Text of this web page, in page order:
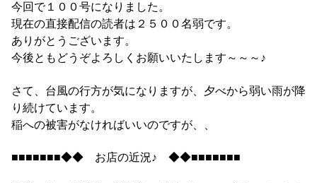
今回で１００号になりました。
現在の直接配信の読者は２５００名弱です。
ありがとうございます。
今後ともどうぞよろしくお願いいたします～～～♪
さて、台風の行方が気になりますが、夕べから弱い雨が降
り続けています。
稲への被害がなければいいのですが、、
■■■■■■■◆◆ お店の近況♪ ◆◆■■■■■■■